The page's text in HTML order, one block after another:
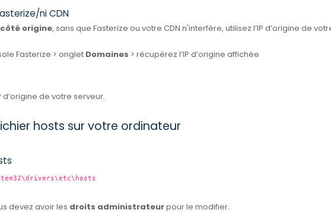
ni CDN
côté origine, sans que Fasterize ou votre CDN n'interfère, utilisez l’IP d’origine de
Fasterize > onglet Domaines > récupérez l’IP d’origine affichée
d’origine de votre serveur.
hosts sur votre ordinateur
devez avoir les droits administrateurpour le modifier.